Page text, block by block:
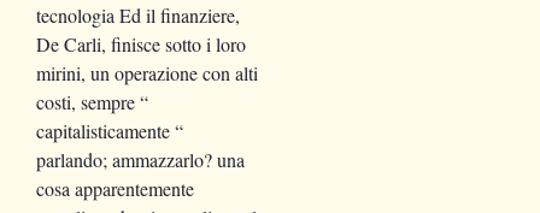
tecnologia Ed il finanziere,
De Carli, finisce sotto i loro
mirini, un operazione con alti
costi, sempre “
capitalisticamente “
parlando; ammazzarlo? una
cosa apparentemente